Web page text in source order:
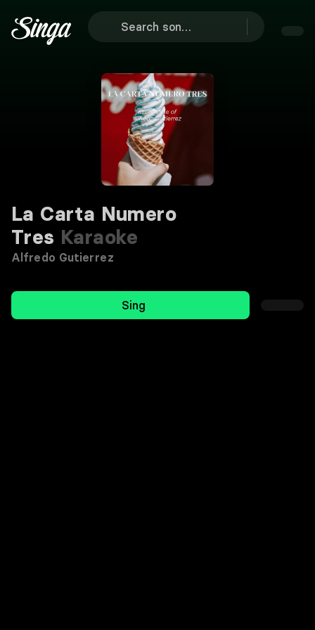
La Carta Numero
Tres Karaoke
Alfredo Gutierrez
Sing